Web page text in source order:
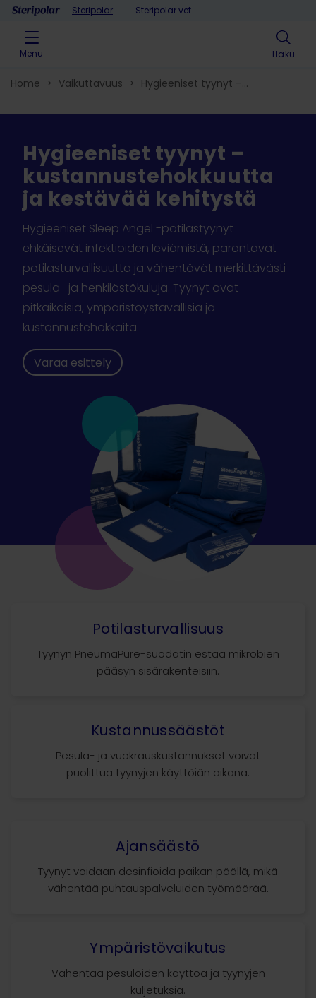
Skip to contentSteripolar Steripolar vet
Menu Haku
Home > Vaikuttavuus > Hygieeniset tyynyt –
Hygieeniset tyynyt –
kustannustehokkuutta
ja kestävää kehitystä
Hygieeniset Sleep Angel -potilastyynyt
ehkäisevät infektioiden leviämistä, parantavat
potilasturvallisuutta ja vähentävät merkittävästi
pesula- ja henkilöstökuluja. Tyynyt ovat
pitkäikäisiä, ympäristöystävällisiä ja
kustannustehokkaita.
Varaa esittely
Potilasturvallisuus
Tyynyn PneumaPure-suodatin estää mikrobien
pääsyn sisärakenteisiin.
Kustannussäästöt
Pesula- ja vuokrauskustannukset voivat
puolittua tyynyjen käyttöiän aikana.
Ajansäästö
Tyynyt voidaan desinfioida paikan päällä, mikä
vähentää puhtauspalveluiden työmäärää.
Ympäristövaikutus
Vähentää pesuloiden käyttöä ja tyynyjen
kuljetuksia.